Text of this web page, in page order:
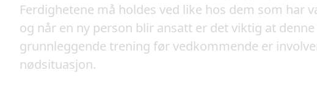
Ferdighetene må holdes ved like hos dem som har
og når en ny person blir ansatt er det viktig at
grunnleggende trening før vedkommende er
nødsituasjon.